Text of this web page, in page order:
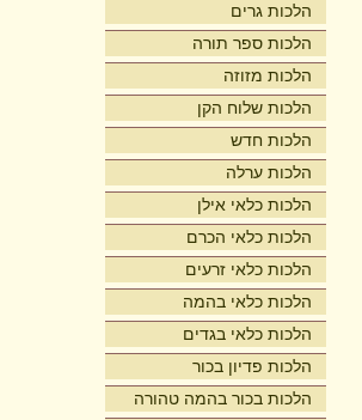
הלכות גרים
הלכות ספר תורה
הלכות מזוזה
הלכות שלוח הקן
הלכות חדש
הלכות ערלה
הלכות כלאי אילן
הלכות כלאי הכרם
הלכות כלאי זרעים
הלכות כלאי בהמה
הלכות כלאי בגדים
הלכות פדיון בכור
הלכות בכור בהמה טהורה